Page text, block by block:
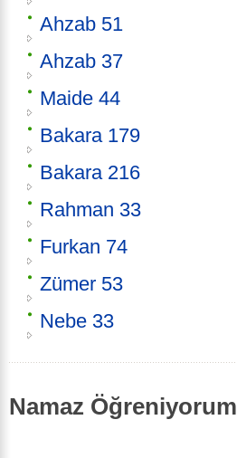
Ahzab 51
Ahzab 37
Maide 44
Bakara 179
Bakara 216
Rahman 33
Furkan 74
Zümer 53
Nebe 33
Namaz Öğreniyorum